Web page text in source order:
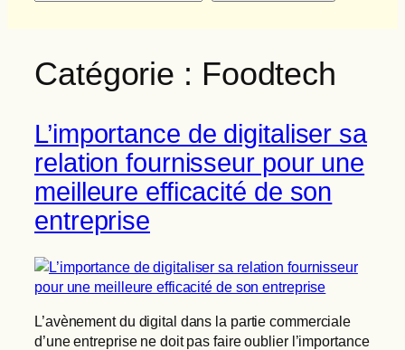
Catégorie : Foodtech
L’importance de digitaliser sa
relation fournisseur pour une
meilleure efficacité de son
entreprise
L’avènement du digital dans la partie commerciale
d’une entreprise ne doit pas faire oublier l’importance